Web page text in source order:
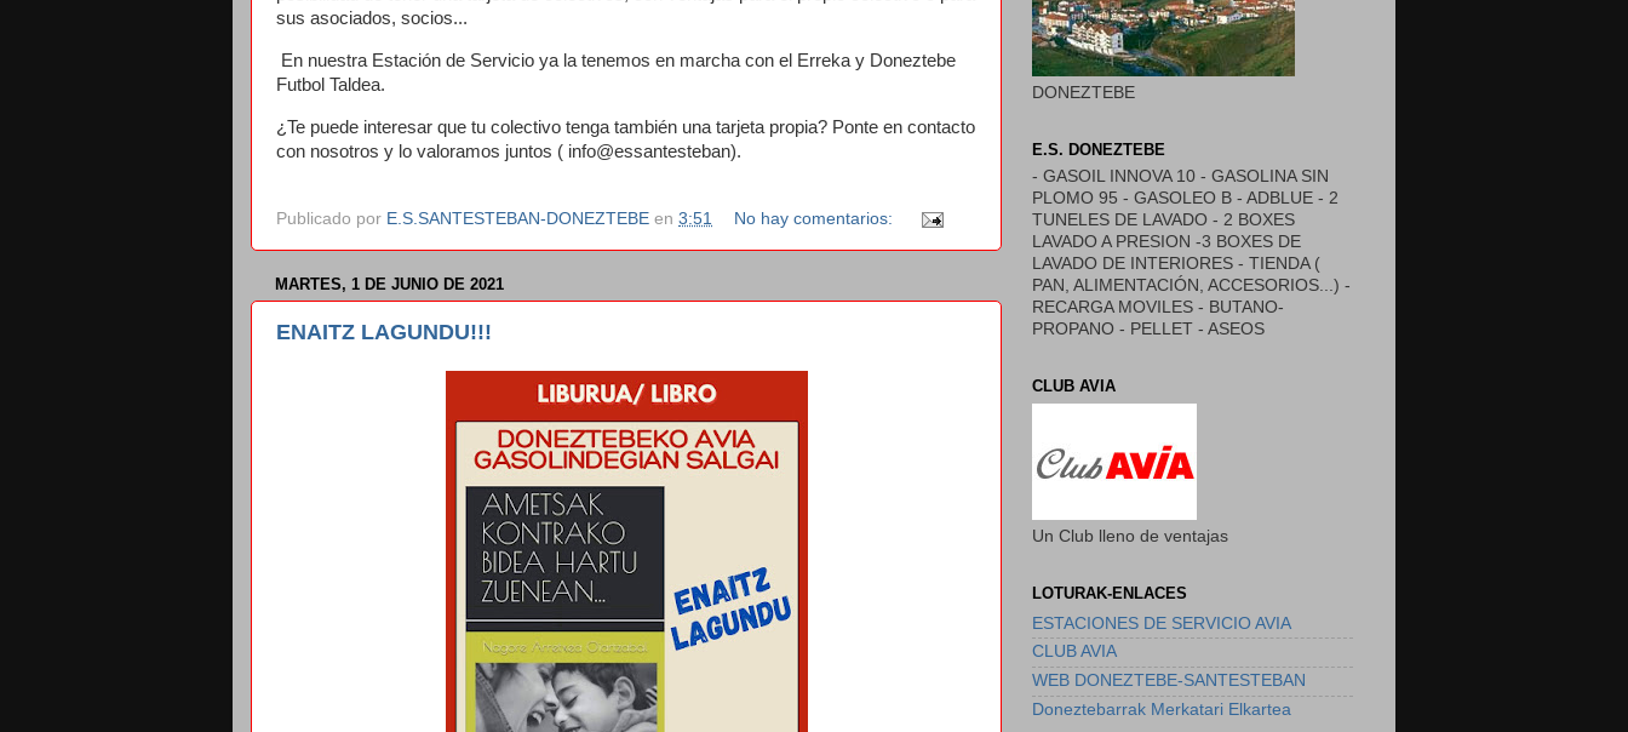
sus asociados, socios...
En nuestra Estación de Servicio ya la tenemos en marcha con el Erreka y Doneztebe
Futbol Taldea.
¿Te puede interesar que tu colectivo tenga también una tarjeta propia? Ponte en contacto
con nosotros y lo valoramos juntos ( info@essantesteban).
Publicado por E.S.SANTESTEBAN-DONEZTEBE en 3:51 No hay comentarios:
MARTES, 1 DE JUNIO DE 2021
ENAITZ LAGUNDU!!!
DONEZTEBE
E.S. DONEZTEBE
- GASOIL INNOVA 10 - GASOLINA SIN
PLOMO 95 - GASOLEO B - ADBLUE - 2
TUNELES DE LAVADO - 2 BOXES
LAVADO A PRESION -3 BOXES DE
LAVADO DE INTERIORES - TIENDA (
PAN, ALIMENTACIÓN, ACCESORIOS...) -
RECARGA MOVILES - BUTANO-
PROPANO - PELLET - ASEOS
CLUB AVIA
Un Club lleno de ventajas
LOTURAK-ENLACES
ESTACIONES DE SERVICIO AVIA
CLUB AVIA
WEB DONEZTEBE-SANTESTEBAN
Doneztebarrak Merkatari Elkartea